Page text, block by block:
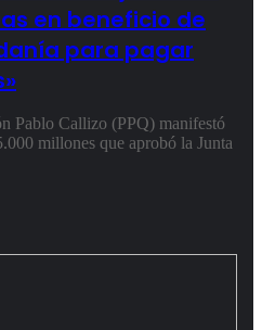
en beneficio de
para pagar
Pablo Callizo (PPQ) manifestó
millones que aprobó la Junta